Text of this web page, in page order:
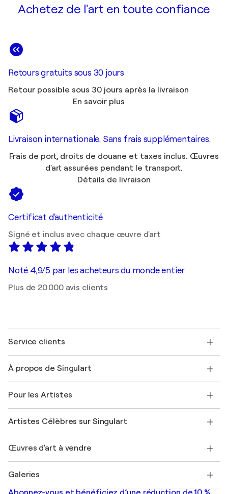
Achetez de l'art en toute confiance
Retours gratuits sous 30 jours
Retour possible sous 30 jours après la livraison
En savoir plus
Livraison internationale. Sans frais supplémentaires.
Frais de port, droits de douane et taxes inclus. Œuvres
d'art assurées pendant le transport.
Détails de livraison
Certificat d'authenticité
Signé et inclus avec chaque œuvre d'art
Noté 4,9/5 par les acheteurs du monde entier
Plus de 20 000 avis clients
Service clients
Expédition
Offrir une carte cadeau
Rejoignez notre programme commercial
Mon compte
+33 1 76 44 06 42
À propos de Singulart
FAQ
Magazine Singulart
Emplois
Découvrez une sélection d'art original
Pour les Artistes
Se connecter en tant qu'Artiste
Artistes Célèbres sur Singulart
Marc Chagall
Banksy
Mr. Brainwash
Œuvres d'art à vendre
Tableaux abstraits à vendre
Galeries